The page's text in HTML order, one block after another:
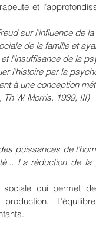
et
sur l’influence de
de la famille et
l’insuffisance de la
l’histoire par la
à une conception
W. Morris, 1939, III)
puissances de
La réduction de la
qui permet